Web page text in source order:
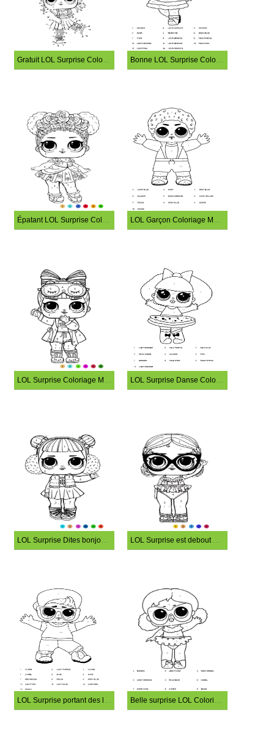
Gratuit LOL Surprise Coloriage Magique Bonne LOL Surprise Coloriage Magique
Épatant LOL Surprise Coloriage Magique LOL Garçon Coloriage Magique
LOL Surprise Coloriage Magique LOL Surprise Danse Coloriage Magique
LOL Surprise Dites bonjour Coloriage Magique LOL Surprise est debout Coloriage Magique
LOL Surprise portant des lunettes Coloriage Magique Belle surprise LOL Coloriage Magique